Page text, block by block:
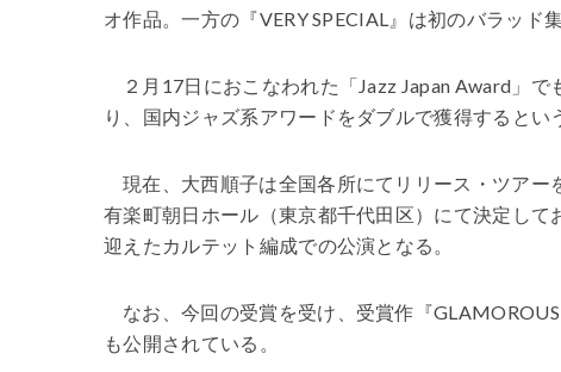
オ作品。一方の『VERY SPECIAL』は初のバラッド
２月17日におこなわれた「Jazz Japan Award」
り、国内ジャズ系アワードをダブルで獲得するとい
現在、大西順子は全国各所にてリリース・ツア
有楽町朝日ホール（東京都千代田区）にて決定し
迎えたカルテット編成での公演となる。
なお、今回の受賞を受け、受賞作『
も公開されている。